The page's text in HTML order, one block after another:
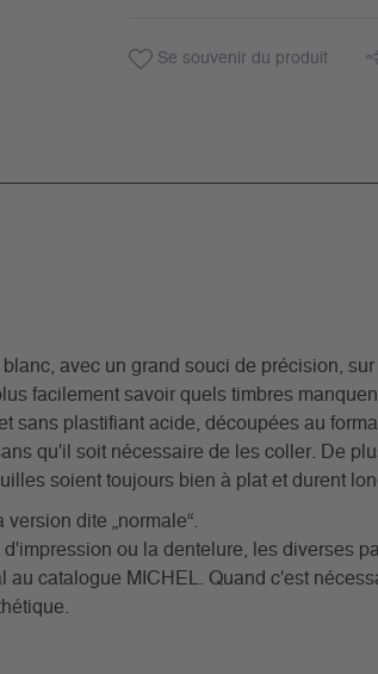
Se souvenir du produit
avec un grand souci de précision,
facilement savoir quels timbres
plastifiant acide, découpées au
qu'il soit nécessaire de les coller. De
soient toujours bien à plat et durent
dite „normale“.
ou la dentelure, les diverses
catalogue MICHEL. Quand c'est